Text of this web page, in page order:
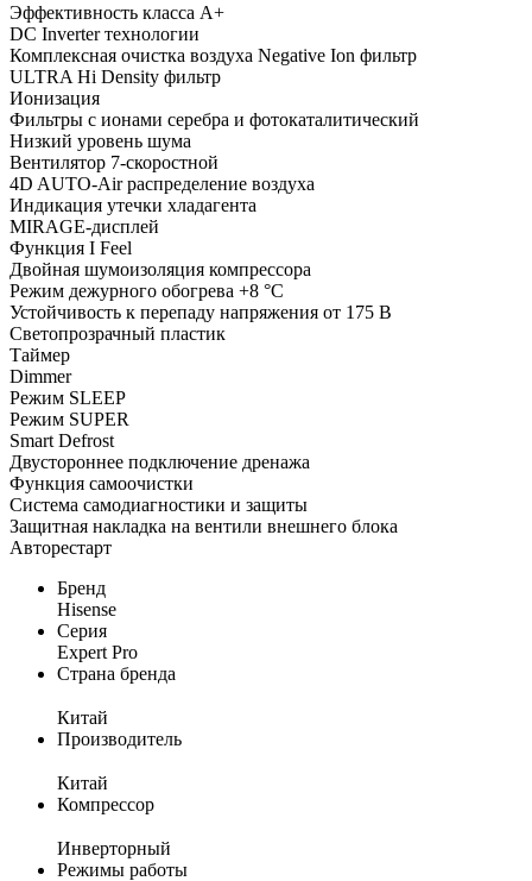
Эффективность класса А+
DC Inverter технологии
Комплексная очистка воздуха Negative Ion фильтр
ULTRA Hi Density фильтр
Ионизация
Фильтры с ионами серебра и фотокаталитический
Низкий уровень шума
Вентилятор 7-скоростной
4D AUTO-Air распределение воздуха
Индикация утечки хладагента
MIRAGE-дисплей
Функция I Feel
Двойная шумоизоляция компрессора
Режим дежурного обогрева +8 °С
Устойчивость к перепаду напряжения от 175 В
Светопрозрачный пластик
Таймер
Dimmer
Режим SLEEP
Режим SUPER
Smart Defrost
Двустороннее подключение дренажа
Функция самоочистки
Система самодиагностики и защиты
Защитная накладка на вентили внешнего блока
Авторестарт
Бренд
Hisense
Серия
Expert Pro
Страна бренда
Китай
Производитель
Китай
Компрессор
Инверторный
Режимы работы